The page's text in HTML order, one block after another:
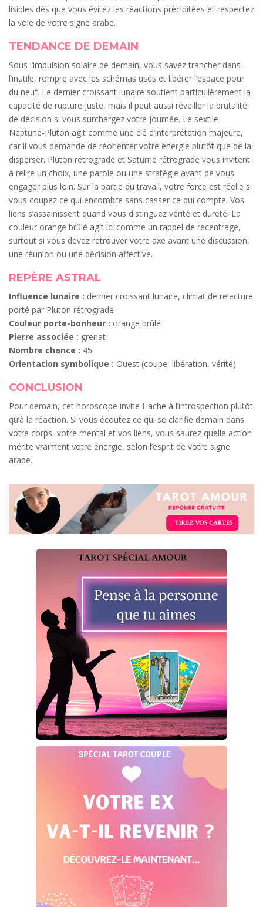
lisibles dès que vous évitez les réactions précipitées et respectez
la voie de votre signe arabe.
TENDANCE DE DEMAIN
Sous l’impulsion solaire de demain, vous savez trancher dans
l’inutile, rompre avec les schémas usés et libérer l’espace pour
du neuf. Le dernier croissant lunaire soutient particulièrement la
capacité de rupture juste, mais il peut aussi réveiller la brutalité
de décision si vous surchargez votre journée. Le sextile
Neptune-Pluton agit comme une clé d’interprétation majeure,
car il vous demande de réorienter votre énergie plutôt que de la
disperser. Pluton rétrograde et Saturne rétrograde vous invitent
à relire un choix, une parole ou une stratégie avant de vous
engager plus loin. Sur la partie du travail, votre force est réelle si
vous coupez ce qui encombre sans casser ce qui compte. Vos
liens s’assainissent quand vous distinguez vérité et dureté. La
couleur orange brûlé agit ici comme un rappel de recentrage,
surtout si vous devez retrouver votre axe avant une discussion,
une réunion ou une décision affective.
REPÈRE ASTRAL
Influence lunaire : dernier croissant lunaire, climat de relecture
porté par Pluton rétrograde
Couleur porte-bonheur : orange brûlé
Pierre associée : grenat
Nombre chance : 45
Orientation symbolique : Ouest (coupe, libération, vérité)
CONCLUSION
Pour demain, cet horoscope invite Hache à l’introspection plutôt
qu’à la réaction. Si vous écoutez ce qui se clarifie demain dans
votre corps, votre mental et vos liens, vous saurez quelle action
mérite vraiment votre énergie, selon l’esprit de votre signe
arabe.